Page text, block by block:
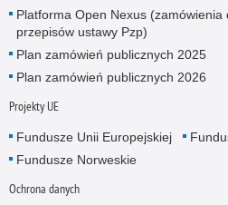
Platforma Open Nexus (zamówienia
przepisów ustawy Pzp)
Plan zamówień publicznych 2025
Plan zamówień publicznych 2026
Projekty UE
Fundusze Unii Europejskiej
Fundusze Norweskie
Ochrona danych